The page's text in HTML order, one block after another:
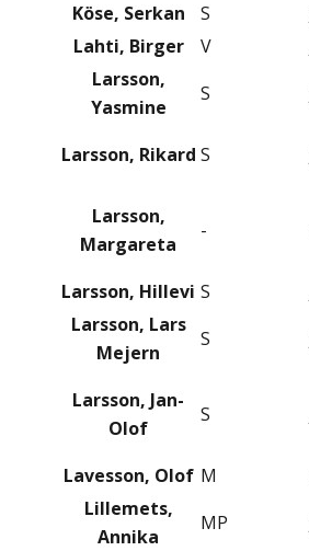
Köse, Serkan
S
Lahti, Birger
V
Larsson,
Yasmine
S
Larsson, Rikard S
Larsson,
Margareta
-
Larsson, Hillevi S
Larsson, Lars
Mejern
S
Larsson, Jan-
Olof
S
Lavesson, Olof M
Lillemets,
Annika
MP